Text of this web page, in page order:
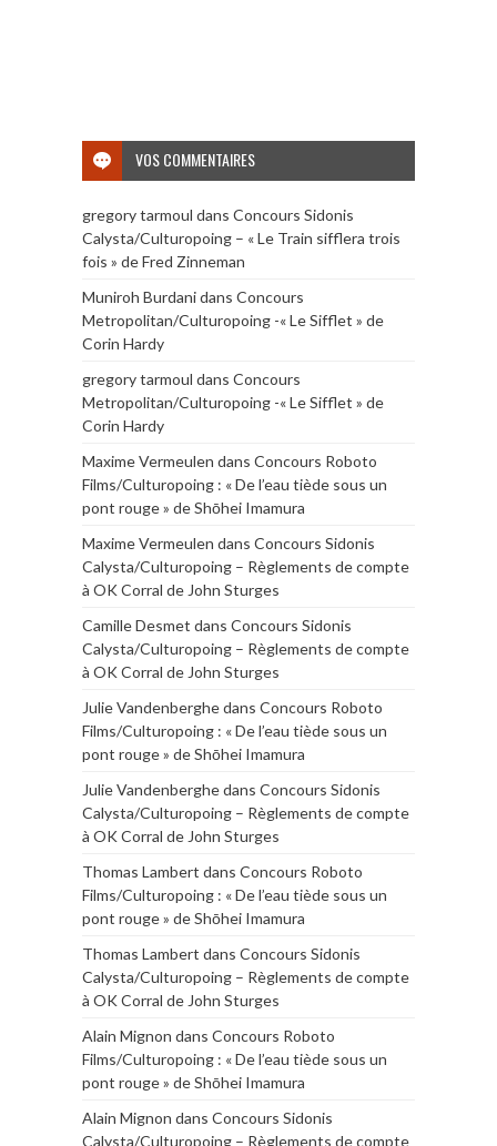
VOS COMMENTAIRES
gregory tarmoul dans Concours Sidonis
Calysta/Culturopoing – « Le Train sifflera trois
fois » de Fred Zinneman
Muniroh Burdanidans Concours
Metropolitan/Culturopoing -« Le Sifflet » de
Corin Hardy
gregory tarmoul dans Concours
Metropolitan/Culturopoing -« Le Sifflet » de
Corin Hardy
Maxime Vermeulen dans Concours Roboto
Films/Culturopoing : « De l’eau tiède sous un
pont rouge » de Shōhei Imamura
Maxime Vermeulen dans Concours Sidonis
Calysta/Culturopoing – Règlements de compte
à OK Corral de John Sturges
Camille Desmet dans Concours Sidonis
Calysta/Culturopoing – Règlements de compte
à OK Corral de John Sturges
Julie Vandenberghedans Concours Roboto
Films/Culturopoing : « De l’eau tiède sous un
pont rouge » de Shōhei Imamura
Julie Vandenberghedans Concours Sidonis
Calysta/Culturopoing – Règlements de compte
à OK Corral de John Sturges
Thomas Lambert dans Concours Roboto
Films/Culturopoing : « De l’eau tiède sous un
pont rouge » de Shōhei Imamura
Thomas Lambert dans Concours Sidonis
Calysta/Culturopoing – Règlements de compte
à OK Corral de John Sturges
Alain Mignon dans Concours Roboto
Films/Culturopoing : « De l’eau tiède sous un
pont rouge » de Shōhei Imamura
Alain Mignon dans Concours Sidonis
Calysta/Culturopoing – Règlements de compte